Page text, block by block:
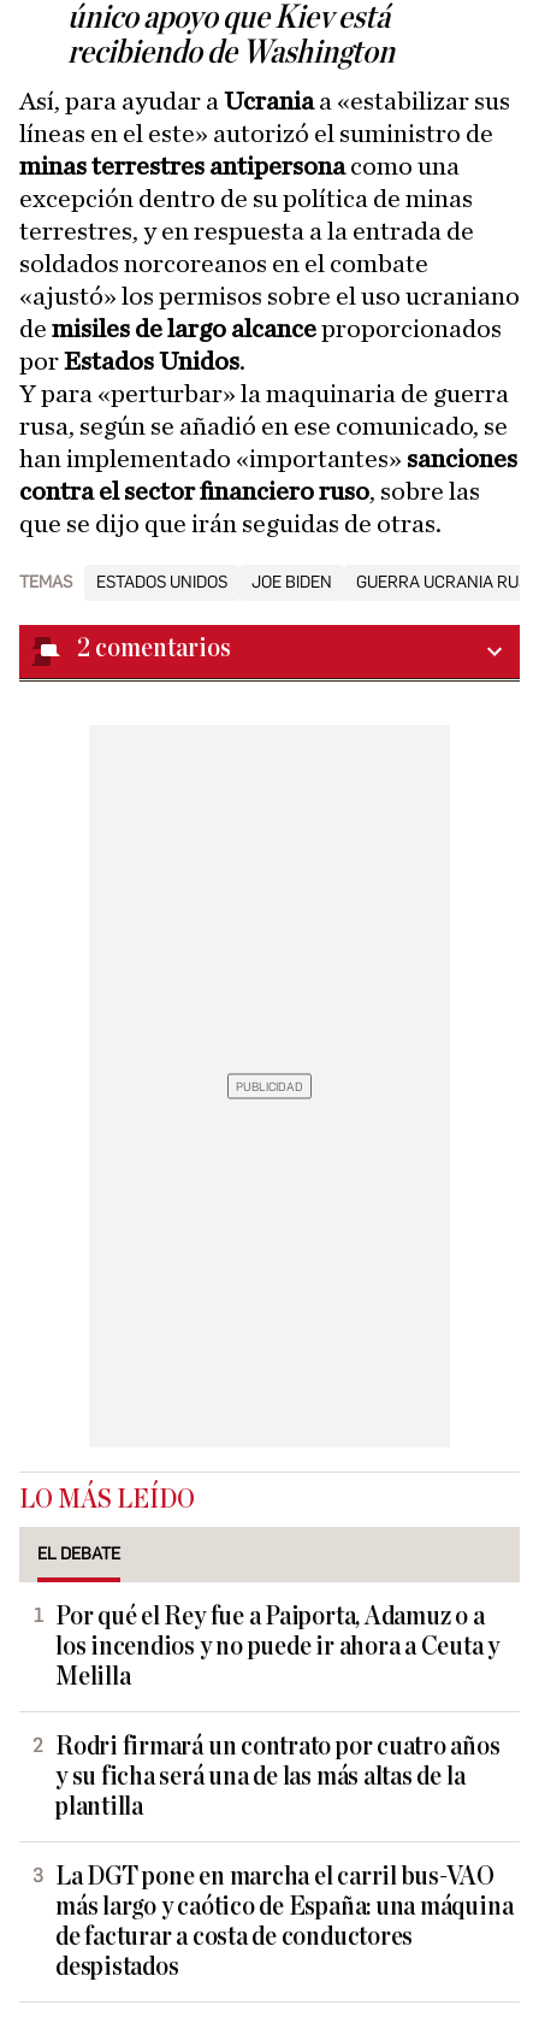
único apoyo que Kiev está
recibiendo de Washington
Así, para ayudar a Ucraniaa «estabilizar sus
líneas en el este» autorizó el suministro de
minas terrestres antipersonacomo una
excepción dentro de su política de minas
terrestres, y en respuesta a la entrada de
soldados norcoreanos en el combate
«ajustó» los permisos sobre el uso ucraniano
de misiles de largo alcanceproporcionados
porEstados Unidos.
Y para «perturbar» la maquinaria de guerra
rusa, según se añadió en ese comunicado, se
han implementado «importantes» sanciones
contra el sector financiero ruso, sobre las
que se dijo que irán seguidas de otras.
TEMAS ESTADOS UNIDOS JOE BIDEN GUERRA UCRANIA
2 comentarios
LO MÁS LEÍDO
EL DEBATE
Por qué el Rey fue a Paiporta, Adamuz o a
los incendios y no puede ir ahora a Ceuta y
Melilla
Rodri firmará un contrato por cuatro años
y su ficha será una de las más altas de la
plantilla
La DGT pone en marcha el carril bus-VAO
más largo y caótico de España: una máquina
de facturar a costa de conductores
despistados